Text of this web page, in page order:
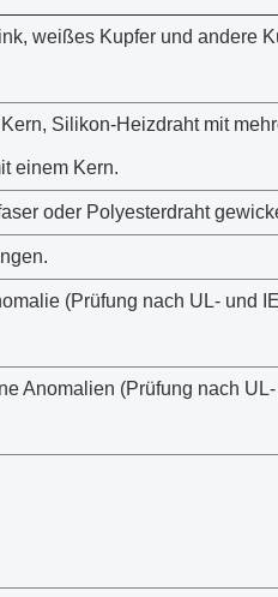
weißes Kupfer und andere
Silikon-Heizdraht mit
einem Kern.
oder Polyesterdraht
(Prüfung nach UL- und
Anomalien (Prüfung nach